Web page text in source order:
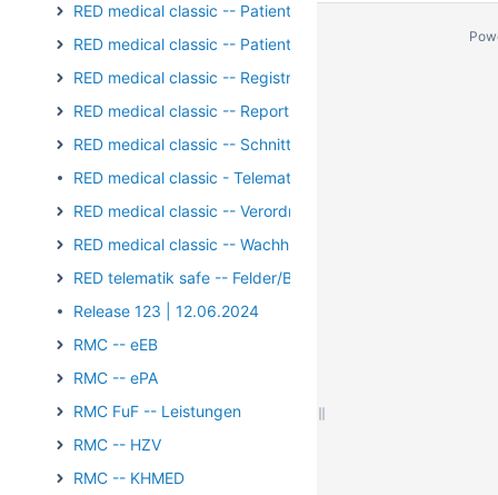
RED medical classic -- Patientengruppen
RED medical classic -- Patienten und Episoden
RED medical classic -- Registrierung/Login
RED medical classic -- Reports und Auswertungen
RED medical classic -- Schnittstellen
RED medical classic - Telematik - Kartenterminal - PIN-
RED medical classic -- Verordnungen
RED medical classic -- Wachhund
RED telematik safe -- Felder/Bilder
Release 123 | 12.06.2024
RMC -- eEB
RMC -- ePA
RMC FuF -- Leistungen
RMC -- HZV
RMC -- KHMED